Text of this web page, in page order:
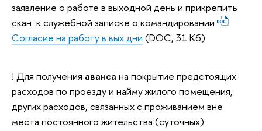
заявление о работе в выходной день и прикрепить
скан к служебной записке о командировании
Согласие на работу в вых дни (DOC, 31 Кб)
! Для получения аванса на покрытие предстоящих
расходов по проезду и найму жилого помещения,
других расходов, связанных с проживанием вне
места постоянного жительства (суточных)